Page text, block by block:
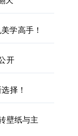
学高手！
开
择！
壁纸与主